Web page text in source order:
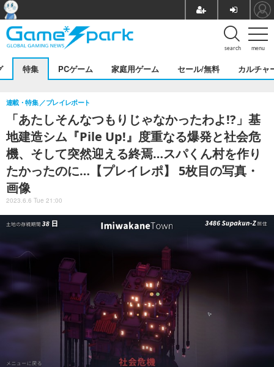
menu
search
特集 PCゲーム 家庭用ゲーム セール/無料 カルチャ
「あたしそんなつもりじゃなかったわよ!?」基
地建造シム『Pile Up!』度重なる爆発と社会危
機、そして突然迎える終焉…スパくん村を作り
たかったのに…【プレイレポ】 5枚目の写真・
画像
連載・特集 プレイレポート
2023.6.6 Tue 21:00